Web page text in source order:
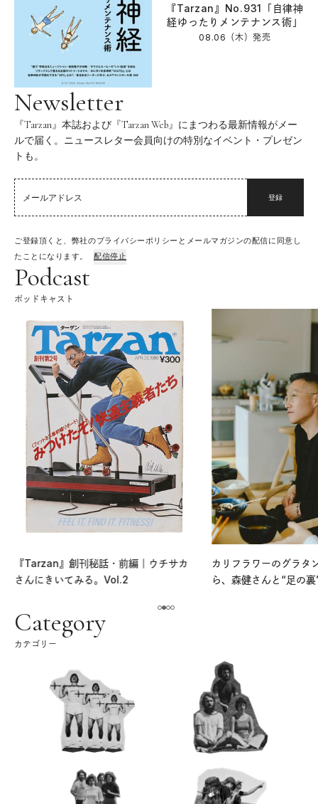
『Tarzan』No.931「自律神
経ゆったりメンテナンス術」
08.06（木）発売
Newsletter
『Tarzan』本誌および『Tarzan Web』にまつわる最新情報がメー
ルで届く。ニュースレター会員向けの特別なイベント・プレゼン
トも。
登録
ご登録頂くと、弊社のプライバシーポリシーとメールマガジンの配信に同意し
たことになります。
配信停止
Podcast
ポッドキャスト
『Tarzan』創刊秘話・前編｜ウチサカ
さんにきいてみる。Vol.2
カリフラワーのグラタ
ら、森健さんと“足の
Category
カテゴリー